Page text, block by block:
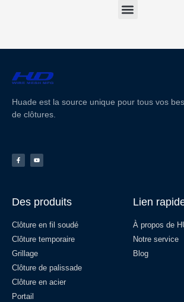
Huade est la source unique pour tous vos
de clôtures.
Des produits
Clôture en fil soudé
Clôture temporaire
Grillage
Clôture de palissade
Clôture en acier
Portail
Lien
À propos de
Notre service
Blog